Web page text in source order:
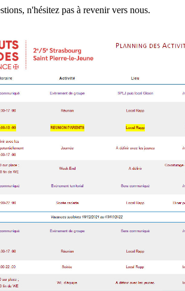
n'hésitez pas à revenir vers nous.